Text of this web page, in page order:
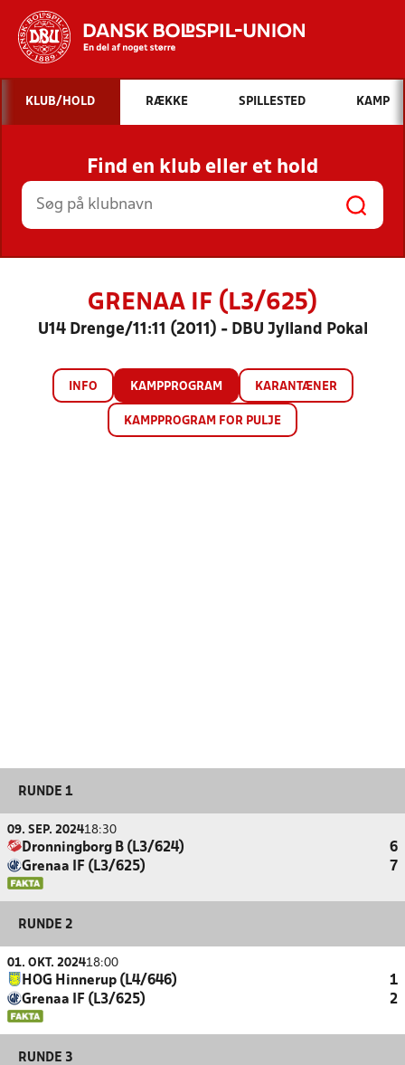
Hvad vil du søge efter?
INDHOLD OG NYHEDER
STILLINGER, RESULTATER, KLUBBER OG
HOLD
KLUB/HOLD RÆKKE SPILLESTED KAMP
Find en klub eller et hold
GRENAA IF (L3/625)
U14 Drenge/11:11 (2011) - DBU Jylland Pokal
INFO KAMPPROGRAM KARANTÆNER
KAMPPROGRAM FOR PULJE
RUNDE 1
09. SEP. 202418:30
Dronningborg B (L3/624)
6
Grenaa IF (L3/625)
7
RUNDE 2
01. OKT. 202418:00
HOG Hinnerup (L4/646)
1
Grenaa IF (L3/625)
2
RUNDE 3